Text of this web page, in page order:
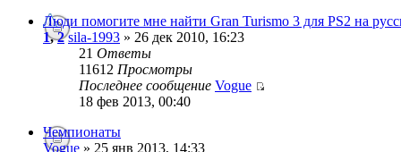
Люди помогите мне найти Gran Turismo 3 для PS2 на
1,2 sila-1993 » 26 дек 2010, 16:23
21 Ответы
11612 Просмотры
Последнее сообщение Vogue
18 фев 2013, 00:40
Чемпионаты
Vogue » 25 янв 2013, 14:33